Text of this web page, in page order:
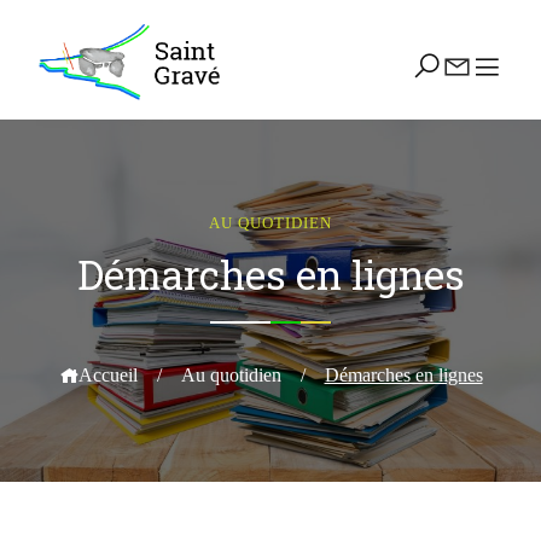
AU QUOTIDIEN
Démarches en lignes
Accueil / Au quotidien / Démarches en lignes